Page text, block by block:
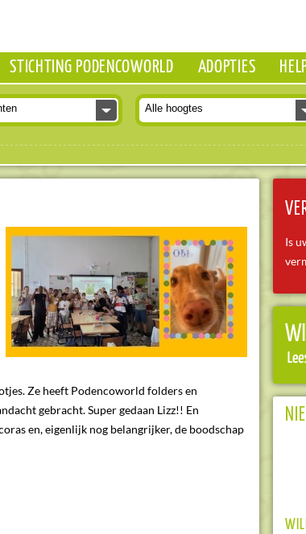
STICHTING PODENCOWORLD ADOPTIES
Ze heeft Podencoworld folders en
gebracht. Super gedaan Lizz!! En
en, eigenlijk nog belangrijker, de boodschap
Is